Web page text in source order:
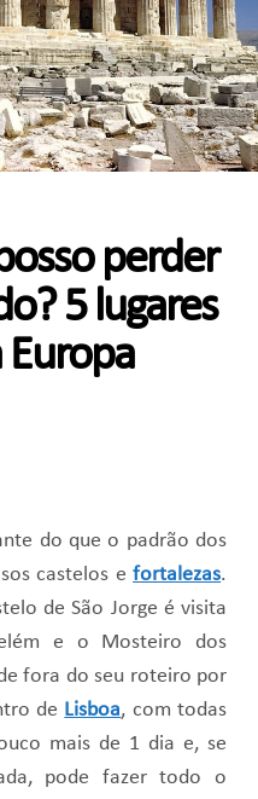
perder
5 lugares
do que o padrão dos
castelos efortalezas.
de São Jorge é visita
e o Mosteiro dos
fora do seu roteiro por
de Lisboa, com todas
mais de 1 dia e, se
pode fazer todo o